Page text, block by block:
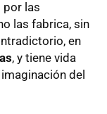
por las
las fabrica, sin
en
, y tiene vida
del